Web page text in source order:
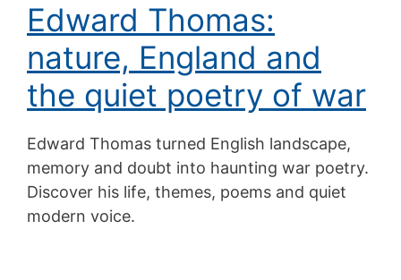
Edward Thomas:
nature, England and
the quiet poetry of war
Edward Thomas turned English landscape,
memory and doubt into haunting war poetry.
Discover his life, themes, poems and quiet
modern voice.